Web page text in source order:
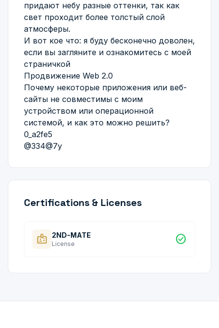
придают небу разные оттенки, так как
свет проходит более толстый слой
атмосферы.
И вот кое что: я буду бесконечно доволен,
если вы загляните и ознакомитесь с моей
страничкой
Продвижение Web 2.0
Почему некоторые приложения или веб-
сайты не совместимы с моим
устройством или операционной
системой, и как это можно решить?
0_a2fe5
@334@7y
Certifications & Licenses
badge 2ND-MATE
License check_circle